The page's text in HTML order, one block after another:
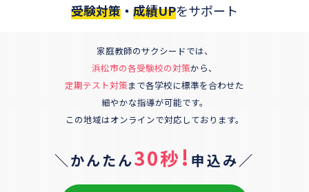
受験対策 ・ 成績UPをサポート
家庭教師のサクシードでは、
浜松市の各受験校の対策から、
定期テスト対策まで各学校に標準を合わせた
細やかな指導が可能です。
この地域はオンラインで対応しております。
＼かんたん30秒! 申込み／